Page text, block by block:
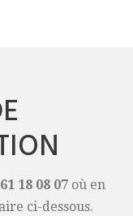
18 08 07où en
ci-dessous.